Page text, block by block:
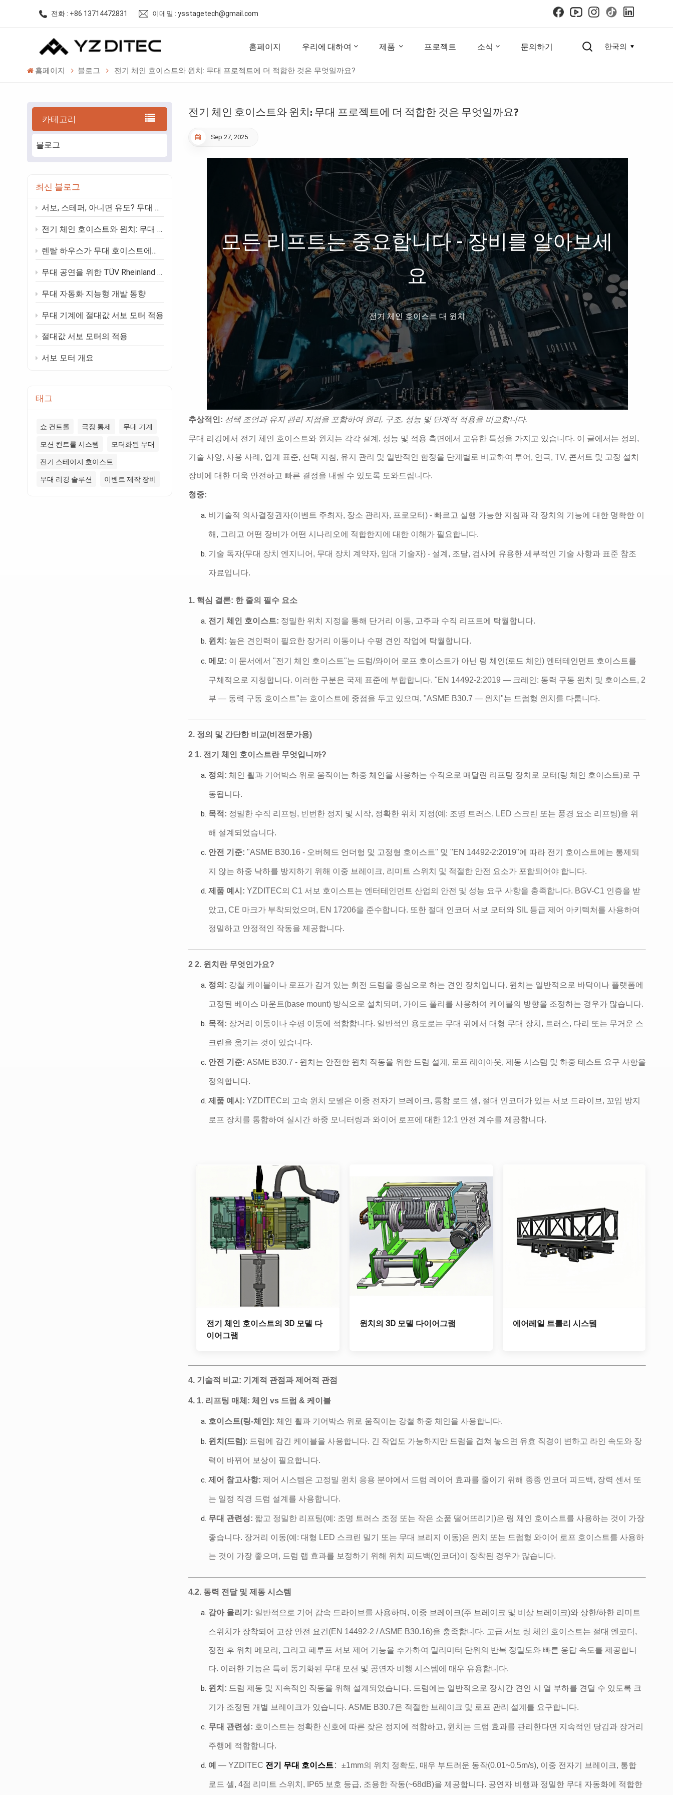
전화 : +86 13714472831 이메일 : ysstagetech@gmail.com
홈페이지 우리에 대하여 제품 프로젝트 소식 문의하기 한국의
العربية
홈페이지 블로그 전기 체인 호이스트와 윈치: 무대 프로젝트에 더 적합한 것은 무엇일까요?
카테고리
블로그
최신 블로그
서보, 스테퍼, 아니면 유도? 무대 자동화를 위한 실용적인 모터 가이드
전기 체인 호이스트와 윈치: 무대 프로젝트에 더 적합한 것은 무엇일까요?
렌탈 하우스가 무대 호이스트에서 찾는 상위 10가지 기능
무대 공연을 위한 TÜV Rheinland C1 표준의 핵심 가치
무대 자동화 지능형 개발 동향
무대 기계에 절대값 서보 모터 적용
절대값 서보 모터의 적용
서보 모터 개요
태그
쇼 컨트롤 극장 통제 무대 기계
모션 컨트롤 시스템 모터화된 무대
전기 스테이지 호이스트
무대 리깅 솔루션 이벤트 제작 장비
전기 체인 호이스트와 윈치: 무대 프로젝트에 더 적합한 것은 무엇일까요?
Sep 27, 2025
모든 리프트는 중요합니다 - 장비를 알아보세
요
전기 체인 호이스트 대 윈치
추상적인: 선택 조언과 유지 관리 지점을 포함하여 원리, 구조, 성능 및 단계적 적용을 비교합니다.
무대 리깅에서 전기 체인 호이스트와 윈치는 각각 설계, 성능 및 적용 측면에서 고유한 특성을 가지고 있습니다. 이 글에서는 정의,
기술 사양, 사용 사례, 업계 표준, 선택 지침, 유지 관리 및 일반적인 함정을 단계별로 비교하여 투어, 연극, TV, 콘서트 및 고정 설치
장비에 대한 더욱 안전하고 빠른 결정을 내릴 수 있도록 도와드립니다.
청중:
비기술적 의사결정권자(이벤트 주최자, 장소 관리자, 프로모터) - 빠르고 실행 가능한 지침과 각 장치의 기능에 대한 명확한 이
해, 그리고 어떤 장비가 어떤 시나리오에 적합한지에 대한 이해가 필요합니다.
기술 독자(무대 장치 엔지니어, 무대 장치 계약자, 임대 기술자) - 설계, 조달, 검사에 유용한 세부적인 기술 사항과 표준 참조
자료입니다.
1. 핵심 결론: 한 줄의 필수 요소
전기 체인 호이스트: 정밀한 위치 지정을 통해 단거리 이동, 고주파 수직 리프트에 탁월합니다.
윈치: 높은 견인력이 필요한 장거리 이동이나 수평 견인 작업에 탁월합니다.
메모: 이 문서에서 "전기 체인 호이스트"는 드럼/와이어 로프 호이스트가 아닌 링 체인(로드 체인) 엔터테인먼트 호이스트를
구체적으로 지칭합니다. 이러한 구분은 국제 표준에 부합합니다. "EN 14492-2:2019 — 크레인: 동력 구동 윈치 및 호이스트, 2
부 — 동력 구동 호이스트"는 호이스트에 중점을 두고 있으며, "ASME B30.7 — 윈치"는 드럼형 윈치를 다룹니다.
2. 정의 및 간단한 비교(비전문가용)
2 1. 전기 체인 호이스트란 무엇입니까?
정의: 체인 휠과 기어박스 위로 움직이는 하중 체인을 사용하는 수직으로 매달린 리프팅 장치로 모터(링 체인 호이스트)로 구
동됩니다.
목적: 정밀한 수직 리프팅, 빈번한 정지 및 시작, 정확한 위치 지정(예: 조명 트러스, LED 스크린 또는 풍경 요소 리프팅)을 위
해 설계되었습니다.
안전 기준: "ASME B30.16 - 오버헤드 언더헝 및 고정형 호이스트" 및 "EN 14492-2:2019"에 따라 전기 호이스트에는 통제되
지 않는 하중 낙하를 방지하기 위해 이중 브레이크, 리미트 스위치 및 적절한 안전 요소가 포함되어야 합니다.
제품 예시: YZDITEC의 C1 서보 호이스트는 엔터테인먼트 산업의 안전 및 성능 요구 사항을 충족합니다. BGV-C1 인증을 받
았고, CE 마크가 부착되었으며, EN 17206을 준수합니다. 또한 절대 인코더 서보 모터와 SIL 등급 제어 아키텍처를 사용하여
정밀하고 안정적인 작동을 제공합니다.
2 2. 윈치란 무엇인가요?
정의: 강철 케이블이나 로프가 감겨 있는 회전 드럼을 중심으로 하는 견인 장치입니다. 윈치는 일반적으로 바닥이나 플랫폼에
고정된 베이스 마운트(base mount) 방식으로 설치되며, 가이드 풀리를 사용하여 케이블의 방향을 조정하는 경우가 많습니다.
목적: 장거리 이동이나 수평 이동에 적합합니다. 일반적인 용도로는 무대 위에서 대형 무대 장치, 트러스, 다리 또는 무거운 스
크린을 옮기는 것이 있습니다.
안전 기준: ASME B30.7 - 윈치는 안전한 윈치 작동을 위한 드럼 설계, 로프 레이아웃, 제동 시스템 및 하중 테스트 요구 사항을
정의합니다.
제품 예시: YZDITEC의 고속 윈치 모델은 이중 전자기 브레이크, 통합 로드 셀, 절대 인코더가 있는 서보 드라이브, 꼬임 방지
로프 장치를 통합하여 실시간 하중 모니터링과 와이어 로프에 대한 12:1 안전 계수를 제공합니다.
전기 체인 호이스트의 3D 모델 다
이어그램
윈치의 3D 모델 다이어그램 에어레일 트롤리 시스템
4. 기술적 비교: 기계적 관점과 제어적 관점
4. 1. 리프팅 매체: 체인 vs 드럼 & 케이블
호이스트(링-체인): 체인 휠과 기어박스 위로 움직이는 강철 하중 체인을 사용합니다.
윈치(드럼): 드럼에 감긴 케이블을 사용합니다. 긴 작업도 가능하지만 드럼을 겹쳐 놓으면 유효 직경이 변하고 라인 속도와 장
력이 바뀌어 보상이 필요합니다.
제어 참고사항: 제어 시스템은 고정밀 윈치 응용 분야에서 드럼 레이어 효과를 줄이기 위해 종종 인코더 피드백, 장력 센서 또
는 일정 직경 드럼 설계를 사용합니다.
무대 관련성: 짧고 정밀한 리프팅(예: 조명 트러스 조정 또는 작은 소품 떨어뜨리기)은 링 체인 호이스트를 사용하는 것이 가장
좋습니다. 장거리 이동(예: 대형 LED 스크린 밀기 또는 무대 브리지 이동)은 윈치 또는 드럼형 와이어 로프 호이스트를 사용하
는 것이 가장 좋으며, 드럼 랩 효과를 보정하기 위해 위치 피드백(인코더)이 장착된 경우가 많습니다.
4.2. 동력 전달 및 제동 시스템
감아 올리기: 일반적으로 기어 감속 드라이브를 사용하며, 이중 브레이크(주 브레이크 및 비상 브레이크)와 상한/하한 리미트
스위치가 장착되어 고장 안전 요건(EN 14492-2 / ASME B30.16)을 충족합니다. 고급 서보 링 체인 호이스트는 절대 엔코더,
정전 후 위치 메모리, 그리고 폐루프 서보 제어 기능을 추가하여 밀리미터 단위의 반복 정밀도와 빠른 응답 속도를 제공합니
다. 이러한 기능은 특히 동기화된 무대 모션 및 공연자 비행 시스템에 매우 유용합니다.
윈치: 드럼 제동 및 지속적인 작동을 위해 설계되었습니다. 드럼에는 일반적으로 장시간 견인 시 열 부하를 견딜 수 있도록 크
기가 조정된 개별 브레이크가 있습니다. ASME B30.7은 적절한 브레이크 및 로프 관리 설계를 요구합니다.
무대 관련성: 호이스트는 정확한 신호에 따른 잦은 정지에 적합하고, 윈치는 드럼 효과를 관리한다면 지속적인 당김과 장거리
주행에 적합합니다.
예 — YZDITEC 전기 무대 호이스트： ±1mm의 위치 정확도, 매우 부드러운 동작(0.01~0.5m/s), 이중 전자기 브레이크, 통합
로드 셀, 4점 리미트 스위치, IP65 보호 등급, 조용한 작동(~68dB)을 제공합니다. 공연자 비행과 정밀한 무대 자동화에 적합한